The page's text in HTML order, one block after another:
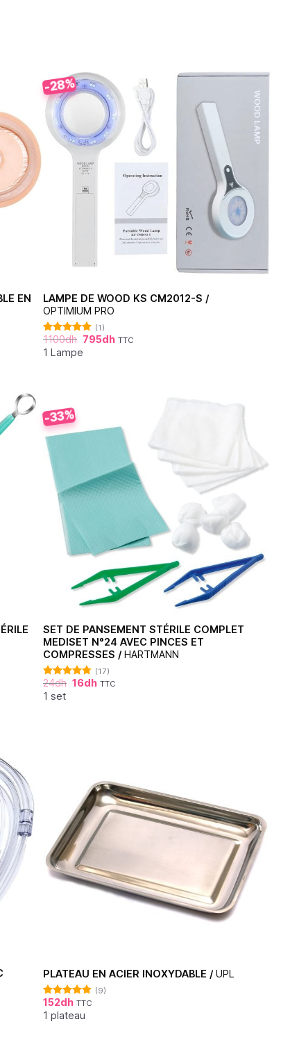
EN
-28%
LAMPE DE WOOD KS CM2012-S /
OPTIMIUM PRO
Note5.00
sur 5
(1)
1100dh 795dh TTC
1 Lampe
-33%
SET DE PANSEMENT STÉRILE COMPLET
MEDISET N°24 AVEC PINCES ET
COMPRESSES / HARTMANN
Note 4.71
sur 5
(17)
24dh 16dh TTC
1 set
PLATEAU EN ACIER INOXYDABLE / UPL
Note4.78
sur 5
(9)
152dh TTC
1 plateau